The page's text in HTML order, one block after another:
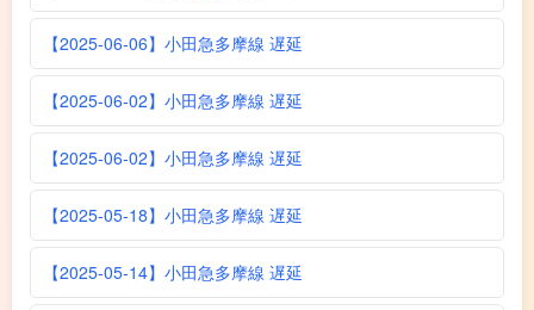
【2025-06-06】小田急多摩線 遅延
【2025-06-02】小田急多摩線 遅延
【2025-06-02】小田急多摩線 遅延
【2025-05-18】小田急多摩線 遅延
【2025-05-14】小田急多摩線 遅延